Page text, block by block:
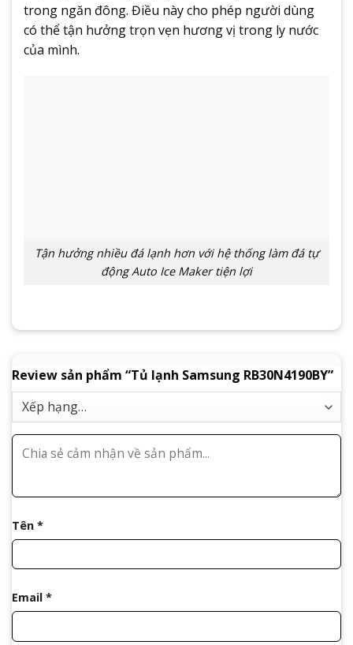
trong ngăn đông. Điều này cho phép người dùng
có thể tận hưởng trọn vẹn hương vị trong ly nước
của mình.
Tận hưởng nhiều đá lạnh hơn với hệ thống làm đá tự
động Auto Ice Maker tiện lợi
Review sản phẩm “Tủ lạnh Samsung RB30N4190BY”
Tên *
Email *